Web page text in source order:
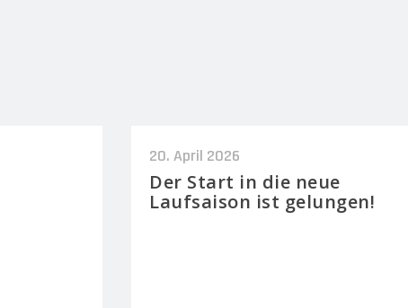
20. April 2026
Der Start in die neue
Laufsaison ist gelungen!